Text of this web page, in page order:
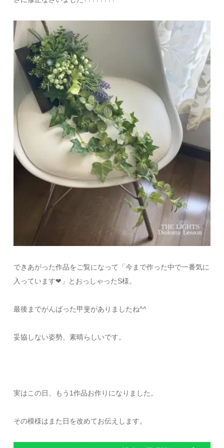
できあがった作品をご覧になって「今まで作った中で一番気に
入っています❤︎」とおっしゃったS様。
最後までがんばった甲斐がありましたね^^
妥協しない姿勢、素晴らしいです。
実はこの日、もう1作品お作りになりました。
その模様はまた日を改めてお伝えします。